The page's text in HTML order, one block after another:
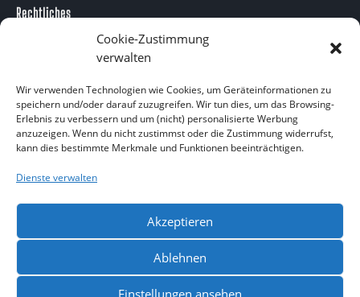
Cookie-Zustimmung
verwalten
Wir verwenden Technologien wie Cookies, um Geräteinformationen zu
speichern und/oder darauf zuzugreifen. Wir tun dies, um das Browsing-
Erlebnis zu verbessern und um (nicht) personalisierte Werbung
anzuzeigen. Wenn du nicht zustimmst oder die Zustimmung widerrufst,
kann dies bestimmte Merkmale und Funktionen beeinträchtigen.
Dienste verwalten
Akzeptieren
Ablehnen
Einstellungen ansehen
Rechtliches
Datenschutzerklärung
Kontakt
Am Försterteich 9
05383 1874
info@aquarium-lutter.de
Copyright 2023 – Alle Rechte vorbehalten